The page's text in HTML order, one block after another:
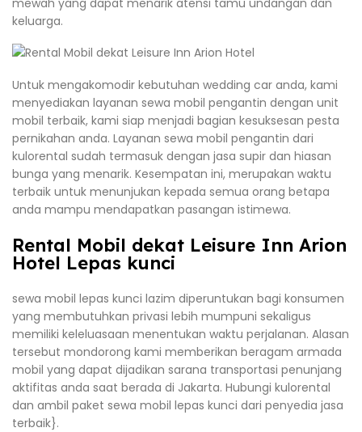
keluarga.
Untuk mengakomodir kebutuhan wedding car anda, kami
menyediakan layanan sewa mobil pengantin dengan unit
mobil terbaik, kami siap menjadi bagian kesuksesan pesta
pernikahan anda. Layanan sewa mobil pengantin dari
kulorental sudah termasuk dengan jasa supir dan hiasan
bunga yang menarik. Kesempatan ini, merupakan waktu
terbaik untuk menunjukan kepada semua orang betapa
anda mampu mendapatkan pasangan istimewa.
Rental Mobil dekat Leisure Inn Arion
Hotel Lepas kunci
sewa mobil lepas kunci lazim diperuntukan bagi konsumen
yang membutuhkan privasi lebih mumpuni sekaligus
memiliki keleluasaan menentukan waktu perjalanan. Alasan
tersebut mondorong kami memberikan beragam armada
mobil yang dapat dijadikan sarana transportasi penunjang
aktifitas anda saat berada di Jakarta. Hubungi kulorental
dan ambil paket sewa mobil lepas kunci dari penyedia jasa
terbaik}.